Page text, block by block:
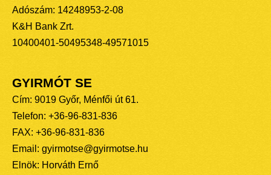
Adószám: 14248953-2-08
K&H Bank Zrt.
10400401-50495348-49571015
GYIRMÓT SE
Cím: 9019 Győr, Ménfői út 61.
Telefon: +36-96-831-836
FAX: +36-96-831-836
Email: gyirmotse@gyirmotse.hu
Elnök: Horváth Ernő